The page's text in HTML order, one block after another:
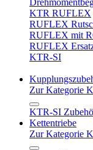
KTR RUFLEX
RUFLEX
RUFLEX mit
RUFLEX
KTR-SI
Zur Kategorie
KTR-SI
Kettentriebe
Zur Kategorie